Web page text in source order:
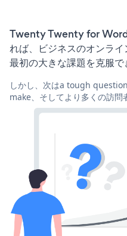
Twenty Twenty for
れば、ビジネスのオンラ
最初の大きな課題を克服で
しかし、次はa tough
make、そしてより多くの訪問